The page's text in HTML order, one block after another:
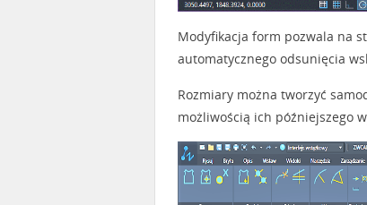
Modyfikacja form pozwala na
automatycznego odsunięcia
Rozmiary można tworzyć
możliwością ich późniejszego